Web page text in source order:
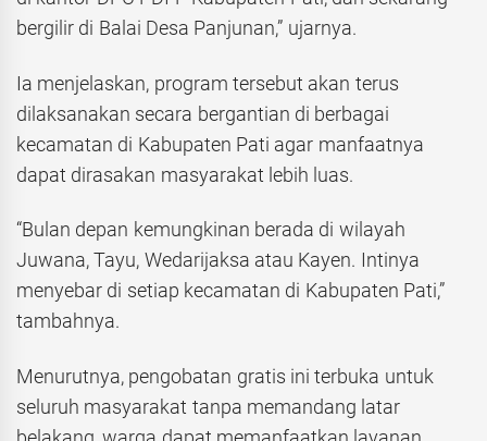
bergilir di Balai Desa Panjunan,” ujarnya.
Ia menjelaskan, program tersebut akan terus
dilaksanakan secara bergantian di berbagai
kecamatan di Kabupaten Pati agar manfaatnya
dapat dirasakan masyarakat lebih luas.
“Bulan depan kemungkinan berada di wilayah
Juwana, Tayu, Wedarijaksa atau Kayen. Intinya
menyebar di setiap kecamatan di Kabupaten Pati,”
tambahnya.
Menurutnya, pengobatan gratis ini terbuka untuk
seluruh masyarakat tanpa memandang latar